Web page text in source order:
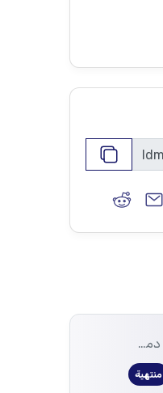
حماة, عدرا، ريف دمشق
منتهية